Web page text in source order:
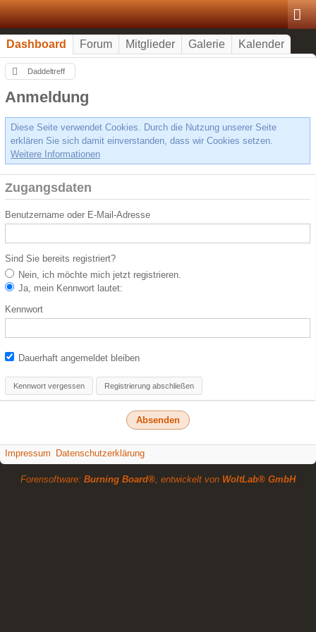
Dashboard Forum Mitglieder Galerie Kalender
Daddeltreff
Anmeldung
Diese Seite verwendet Cookies. Durch die Nutzung unserer Seite
erklären Sie sich damit einverstanden, dass wir Cookies setzen.
Weitere Informationen
Zugangsdaten
Benutzername oder E-Mail-Adresse
Sind Sie bereits registriert?
Nein, ich möchte mich jetzt registrieren.
Ja, mein Kennwort lautet:
Kennwort
Dauerhaft angemeldet bleiben
Kennwort vergessen Registrierung abschließen
Impressum Datenschutzerklärung
Forensoftware: Burning Board®, entwickelt von WoltLab® GmbH